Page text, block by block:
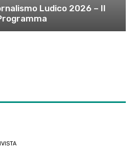
Ludico 2026 – Il